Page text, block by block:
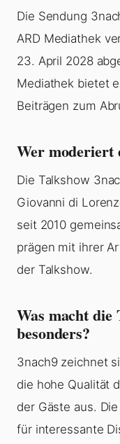
Die Sendung
ARD Mediathek
23. April 2028
Mediathek bietet
Beiträgen zum
Wer moderiert
Die Talkshow
Giovanni di
seit 2010
prägen mit ihrer
der Talkshow.
Was macht die
besonders?
3nach9 zeichnet
die hohe Qualität
der Gäste aus.
für interessante